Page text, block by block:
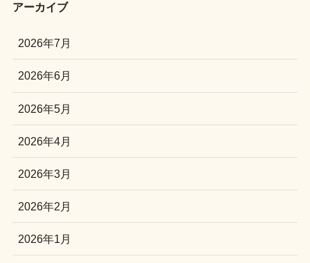
アーカイブ
2026年7月
2026年6月
2026年5月
2026年4月
2026年3月
2026年2月
2026年1月